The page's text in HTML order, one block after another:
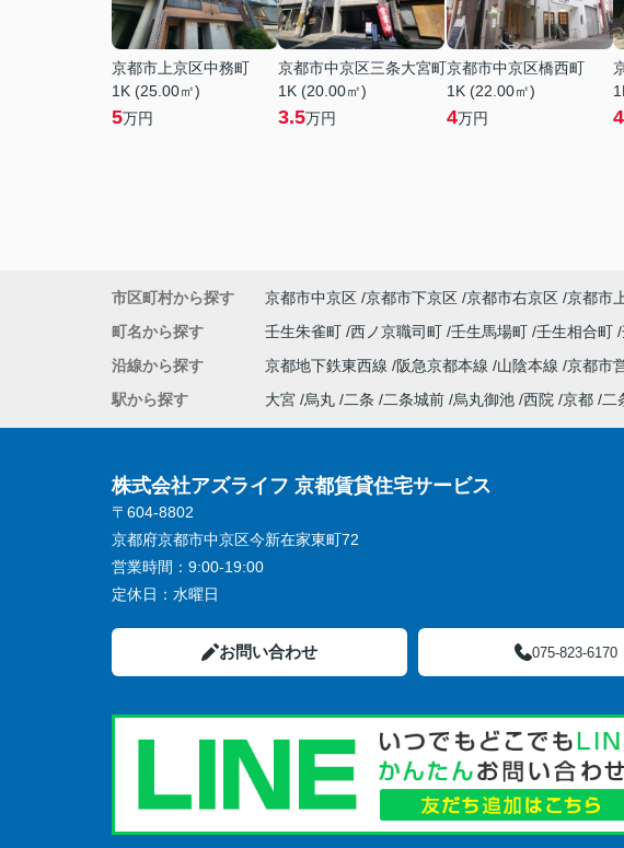
京都市上京区中務町
1K (25.00㎡)
5万円
京都市中京区三条大宮町
1K (20.00㎡)
3.5万円
京都市中京区橋西町
1K (22.00㎡)
4万円 4
市区町村から探す 京都市中京区 京都市下京区 京都市右京区 京都市
町名から探す
壬生朱雀町 西ノ京職司町 壬生馬場町 壬生相合町
沿線から探す
京都地下鉄東西線 阪急京都本線 山陰本線 京都市
駅から探す
大宮 烏丸 二条 二条城前 烏丸御池 西院 京都 二
株式会社アズライフ 京都賃貸住宅サービス
〒604-8802
京都府京都市中京区今新在家東町72
営業時間： 9:00-19:00
定休日： 水曜日
お問い合わせ 075-823-6170